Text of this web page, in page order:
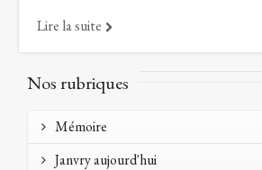
Lire la suite
Nos rubriques
Mémoire
Janvry aujourd'hui